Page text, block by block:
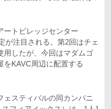
ートビレッジセンター
が注目される。第2回はチェ
用したが、今回はマダムゴ
をKAVC周辺に配置する
ェスティバルの同カンパニ